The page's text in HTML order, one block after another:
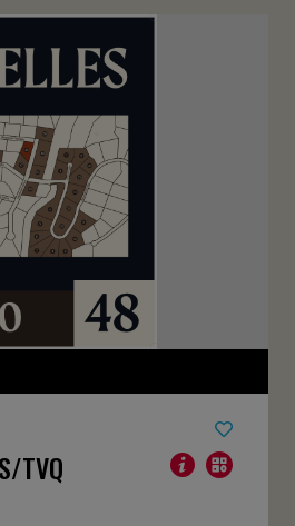
TVQ